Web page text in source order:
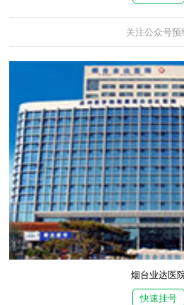
关注公众号预
烟台业达医
快速挂号